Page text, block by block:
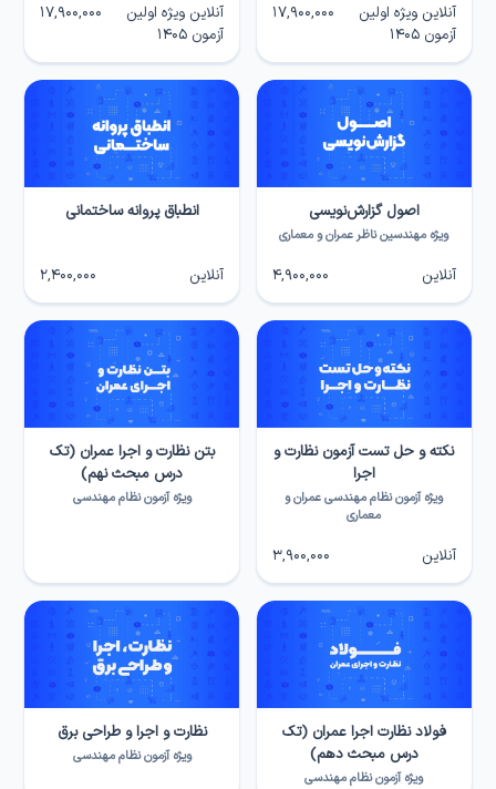
آنلاین ویژه اولین
آزمون ۱۴۰۵
17,900,000
آنلاین ویژه اولین
آزمون ۱۴۰۵
17,900,000
اصول گزارش‌نویسی
ویژه مهندسین ناظر عمران و معماری
آنلاین 4,900,000
انطباق پروانه ساختمانی
آنلاین 2,400,000
نکته و حل تست آزمون نظارت و
اجرا
ویژه آزمون نظام مهندسی عمران و
معماری
آنلاین 3,900,000
بتن نظارت و اجرا عمران (تک
درس مبحث نهم)
ويژه آزمون نظام مهندسی
فولاد نظارت اجرا عمران (تک
درس مبحث دهم)
ويژه آزمون نظام مهندسی
نظارت و اجرا و طراحی برق
ویژه آزمون نظام مهندسی